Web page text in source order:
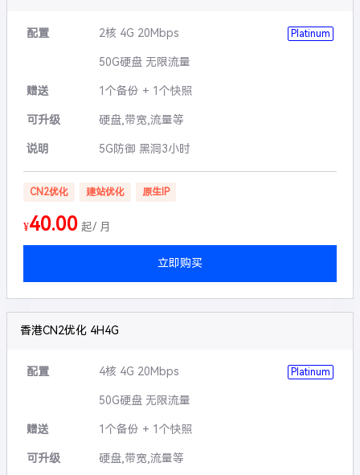
配置 2核 4G 20Mbps Platinum
50G硬盘 无限流量
赠送 1个备份 + 1个快照
可升级 硬盘,带宽,流量等
说明 5G防御 黑洞3小时
CN2优化 建站优化 原生IP
¥40.00 起/ 月
立即购买
香港CN2优化 4H4G
配置 4核 4G 20Mbps Platinum
50G硬盘 无限流量
赠送 1个备份 + 1个快照
可升级 硬盘,带宽,流量等